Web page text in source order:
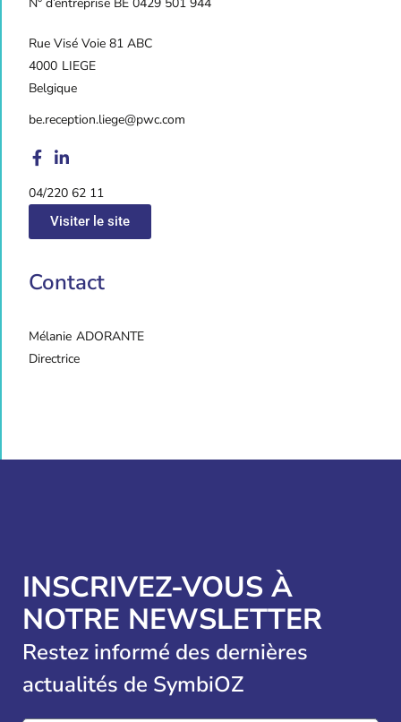
Rue Visé Voie 81 ABC
4000 LIEGE
Belgique
be.reception.liege@pwc.com
04/220 62 11
Visiter le site
Contact
Mélanie ADORANTE
Directrice
INSCRIVEZ-VOUS À
NOTRE NEWSLETTER
Restez informé des dernières
actualités de SymbiOZ